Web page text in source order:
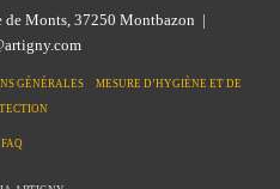
Monts, 37250 Montbazon |
GÉNÉRALES MESURE D’HYGIÈNE ET DE
FAQ